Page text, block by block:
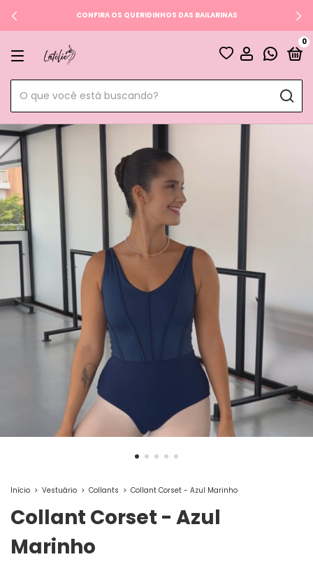
CONFIRA OS QUERIDINHOS DAS BAILARINAS
0
Início > Vestuário > Collants > Collant Corset - Azul Marinho
Collant Corset - Azul
Marinho